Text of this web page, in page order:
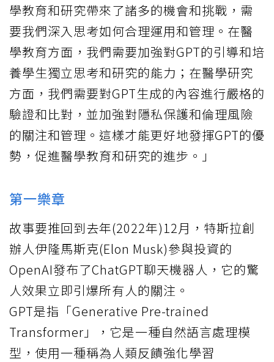
學教育和研究帶來了諸多的機會和挑戰，需
要我們深入思考如何合理運用和管理。在醫
學教育方面，我們需要加強對GPT的引導和培
養學生獨立思考和研究的能力；在醫學研究
方面，我們需要對GPT生成的內容進行嚴格的
驗證和比對，並加強對隱私保護和倫理風險
的關注和管理。這樣才能更好地發揮GPT的優
勢，促進醫學教育和研究的進步。」
第一樂章
故事要推回到去年(2022年)12月，特斯拉創
辦人伊隆馬斯克(Elon Musk)參與投資的
OpenAI發布了ChatGPT聊天機器人，它的驚
人效果立即引爆所有人的關注。
GPT是指「Generative Pre-trained
Transformer」，它是一種自然語言處理模
型，使用一種稱為人類反饋強化學習